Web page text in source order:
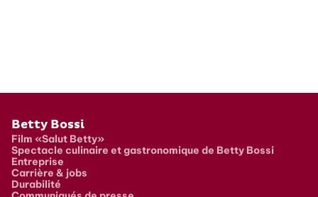
Pied de page
Betty Bossi
Film «Salut Betty»
Spectacle culinaire et gastronomique de Betty Bossi
Entreprise
Carrière & jobs
Durabilité